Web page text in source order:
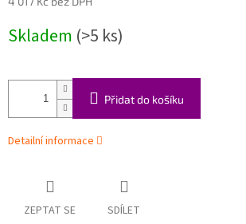
cena:
Skladem (>5 ks)
Přidat do košíku
Detailní informace
ZEPTAT SE SDÍLET